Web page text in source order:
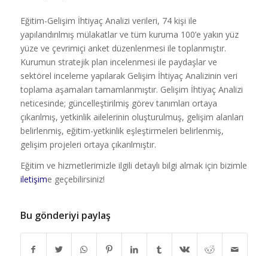
Eğitim-Gelişim İhtiyaç Analizi verileri, 74 kişi ile
yapılandırılmış mülakatlar ve tüm kuruma 100’e yakın yüz
yüze ve çevrimiçi anket düzenlenmesi ile toplanmıştır.
Kurumun stratejik plan incelenmesi ile paydaşlar ve
sektörel inceleme yapılarak Gelişim İhtiyaç Analizinin veri
toplama aşamaları tamamlanmıştır. Gelişim İhtiyaç Analizi
neticesinde; güncelleştirilmiş görev tanımları ortaya
çıkarılmış, yetkinlik ailelerinin oluşturulmuş, gelişim alanları
belirlenmiş, eğitim-yetkinlik eşleştirmeleri belirlenmiş,
gelişim projeleri ortaya çıkarılmıştır.
Eğitim ve hizmetlerimizle ilgili detaylı bilgi almak için bizimle
iletişime geçebilirsiniz!
Bu gönderiyi paylaş